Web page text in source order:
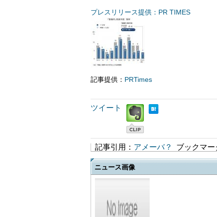
プレスリリース提供：PR TIMES
記事提供： PRTimes
ツイート
記事引用： アメーバ？ ブックマー
ニュース画像